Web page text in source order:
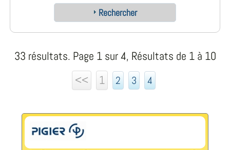
Rechercher
33 résultats. Page 1 sur 4, Résultats de 1 à 10
<<
1 2 3 4